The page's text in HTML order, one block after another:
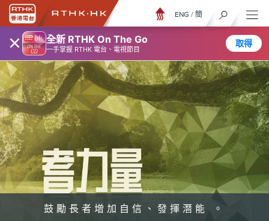
× 全新 RTHK On The Go
一手掌握 RTHK 電台、電視節目
取得
ENG / 簡
鼓勵長者增加自信、發揮潛能 。